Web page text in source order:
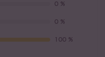
0 %
0 %
100 %